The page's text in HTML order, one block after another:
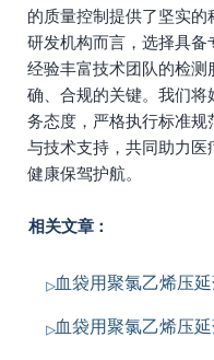
的质量控制提供了坚实的
研发机构而言，选择具备
经验丰富技术团队的检
确、合规的关键。我们
务态度，严格执行标准
与技术支持，共同助力
健康保驾护航。
相关文章：
血袋用聚氯乙烯压
血袋用聚氯乙烯压